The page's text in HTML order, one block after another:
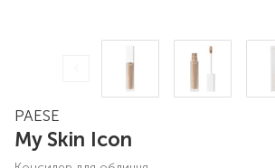
PAESE
My Skin Icon